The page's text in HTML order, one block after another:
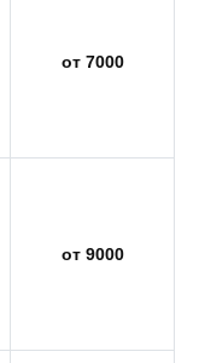
от 7000
от 9000